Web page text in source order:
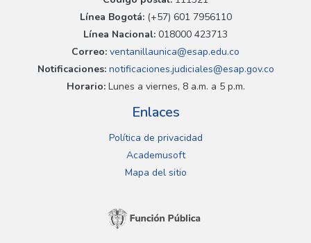
Línea Bogotá:(+57) 601 7956110
Línea Nacional: 018000 423713
Correo: ventanillaunica@esap.edu.co
Notificaciones:notificaciones.judiciales@esap.gov.co
Horario:Lunes a viernes, 8 a.m. a 5 p.m.
Enlaces
Política de privacidad
Academusoft
Mapa del sitio